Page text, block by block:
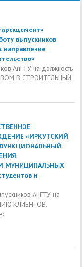
выпускников
направление
АнГТУ на должность
В СТРОИТЕЛЬНЫЙ
«ИРКУТСКИЙ
МУНИЦИПАЛЬНЫХ
и
АнГТУ на
КЛИЕНТОВ.